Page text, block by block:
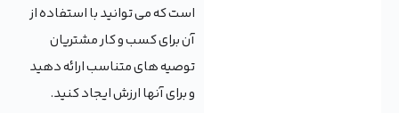
است که می توانید با استفاده از
آن برای کسب و کار مشتریان
توصیه های متناسب ارائه دهید
و برای آنها ارزش ایجاد کنید.